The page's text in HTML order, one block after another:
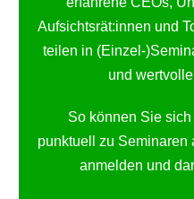
Aufsichtsrät:innen und
teilen in (Einzel-
und
So können Sie
punktuell zu Seminaren
anmelden und